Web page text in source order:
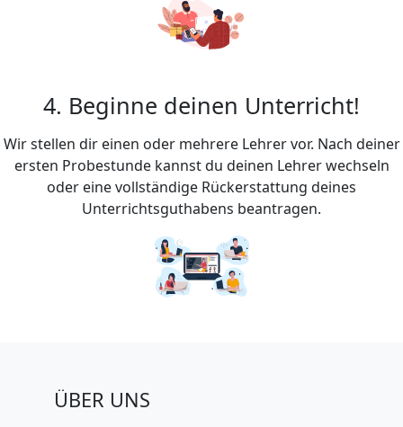
4. Beginne deinen Unterricht!
Wir stellen dir einen oder mehrere Lehrer vor. Nach deiner
ersten Probestunde kannst du deinen Lehrer wechseln
oder eine vollständige Rückerstattung deines
Unterrichtsguthabens beantragen.
ÜBER UNS